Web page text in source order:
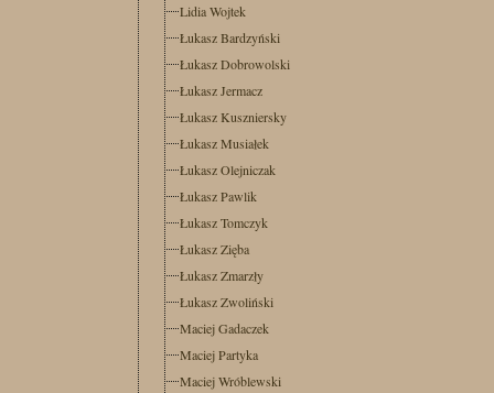
Lidia Wojtek
Łukasz Bardzyński
Łukasz Dobrowolski
Łukasz Jermacz
Łukasz Kuszniersky
Łukasz Musiałek
Łukasz Olejniczak
Łukasz Pawlik
Łukasz Tomczyk
Łukasz Zięba
Łukasz Zmarzły
Łukasz Zwoliński
Maciej Gadaczek
Maciej Partyka
Maciej Wróblewski